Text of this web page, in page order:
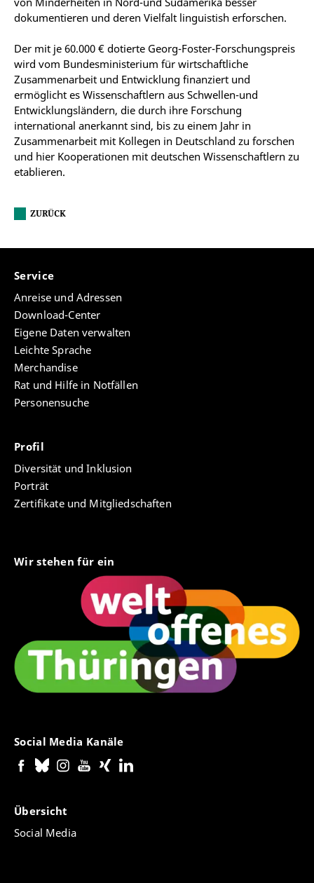
dokumentieren und deren Vielfalt linguistish erforschen.
Der mit je 60.000 € dotierte Georg-Foster-Forschungspreis
wird vom Bundesministerium für wirtschaftliche
Zusammenarbeit und Entwicklung finanziert und
ermöglicht es Wissenschaftlern aus Schwellen-und
Entwicklungsländern, die durch ihre Forschung
international anerkannt sind, bis zu einem Jahr in
Zusammenarbeit mit Kollegen in Deutschland zu forschen
und hier Kooperationen mit deutschen Wissenschaftlern zu
etablieren.
ZURÜCK
Service
Anreise und Adressen
Download-Center
Eigene Daten verwalten
Leichte Sprache
Merchandise
Rat und Hilfe in Notfällen
Personensuche
Profil
Diversität und Inklusion
Porträt
Zertifikate und Mitgliedschaften
Wir stehen für ein
Social Media Kanäle
Übersicht
Social Media